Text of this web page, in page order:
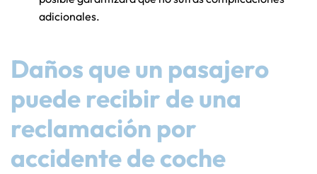
adicionales.
Daños que un pasajero
puede recibir de una
reclamación por
accidente de coche